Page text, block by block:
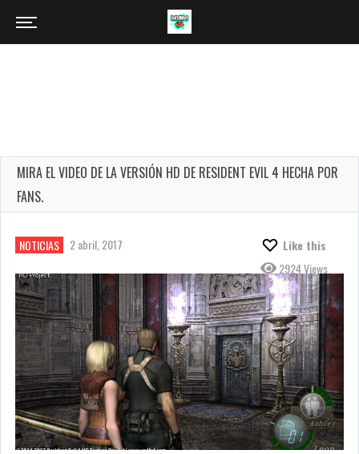
MIRA EL VIDEO DE LA VERSIÓN HD DE RESIDENT EVIL 4 HECHA POR
FANS.
NOTICIAS 2 abril, 2017
Like this
2924 Views